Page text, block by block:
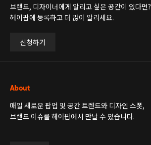
브랜드, 디자이너에게 알리고 싶은 공간이 있다면?
헤이팝에 등록하고 더 많이 알리세요.
신청하기
About
매일 새로운 팝업 및 공간 트렌드와 디자인 스폿,
브랜드 이슈를 헤이팝에서 만날 수 있습니다.